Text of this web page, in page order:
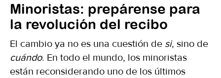
Minoristas: prepárense para
la revolución del recibo
El cambio ya no es una cuestión de si, sino de
cuándo. En todo el mundo, los minoristas
están reconsiderando uno de los últimos